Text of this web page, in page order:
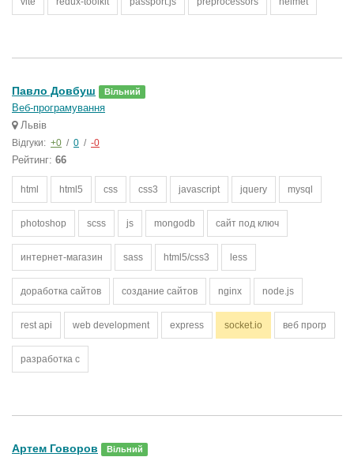
Павло Довбуш Вільний
Веб-програмування
Львів
Відгуки: +0 / 0 / -0
Рейтинг: 66
html html5 css css3 javascript jquery mysql
photoshop scss js mongodb сайт под ключ
интернет-магазин sass html5/css3 less
доработка сайтов создание сайтов nginx node.js
rest api web development express socket.io веб прогр
разработка с
Артем Говоров Вільний